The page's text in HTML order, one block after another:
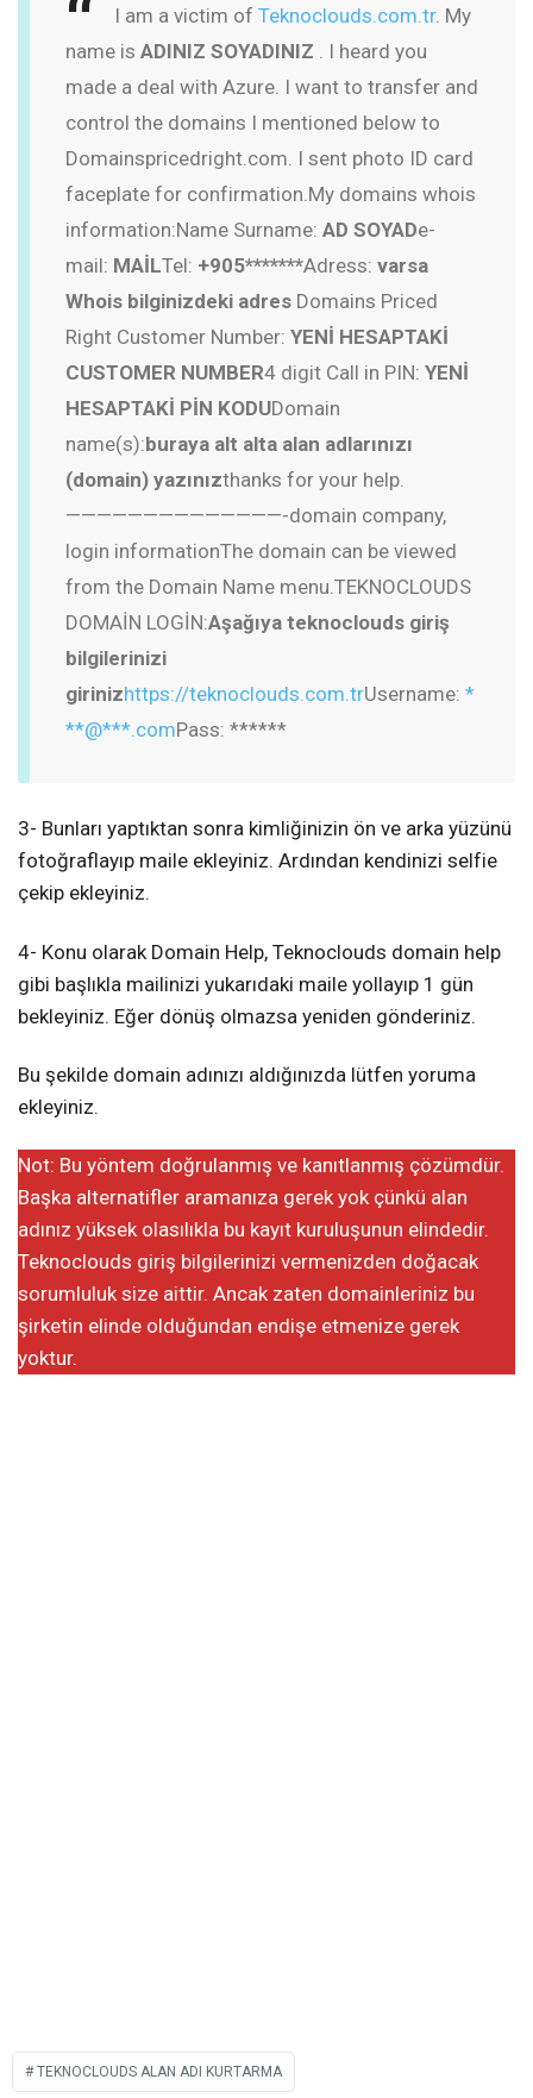
I am a victim of Teknoclouds.com.tr. My
name is ADINIZ SOYADINIZ . I heard you
made a deal with Azure. I want to transfer and
control the domains I mentioned below to
Domainspricedright.com. I sent photo ID card
faceplate for confirmation. My domains whois
information:Name Surname: AD SOYADe-
mail: MAİLTel: +905*******Adress: varsa
Whois bilginizdeki adres Domains Priced
Right Customer Number: YENİ HESAPTAKİ
CUSTOMER NUMBER4 digit Call in PIN: YENİ
HESAPTAKİ PİN KODUDomain
name(s):buraya alt alta alan adlarınızı
(domain) yazınızthanks for your help.
——————————————-domain company,
login informationThe domain can be viewed
from the Domain Name menu. TEKNOCLOUDS
DOMAİN LOGİN:Aşağıya teknoclouds giriş
bilgilerinizi
girinizhttps://teknoclouds.com.trUsername: *
**@***.comPass: ******
3- Bunları yaptıktan sonra kimliğinizin ön ve arka yüzünü
fotoğraflayıp maile ekleyiniz. Ardından kendinizi selfie
çekip ekleyiniz.
4- Konu olarak Domain Help, Teknoclouds domain help
gibi başlıkla mailinizi yukarıdaki maile yollayıp 1 gün
bekleyiniz. Eğer dönüş olmazsa yeniden gönderiniz.
Bu şekilde domain adınızı aldığınızda lütfen yoruma
ekleyiniz.
Not: Bu yöntem doğrulanmış ve kanıtlanmış çözümdür.
Başka alternatifler aramanıza gerek yok çünkü alan
adınız yüksek olasılıkla bu kayıt kuruluşunun elindedir.
Teknoclouds giriş bilgilerinizi vermenizden doğacak
sorumluluk size aittir. Ancak zaten domainleriniz bu
şirketin elinde olduğundan endişe etmenize gerek
yoktur.
TEKNOCLOUDS ALAN ADI KURTARMA